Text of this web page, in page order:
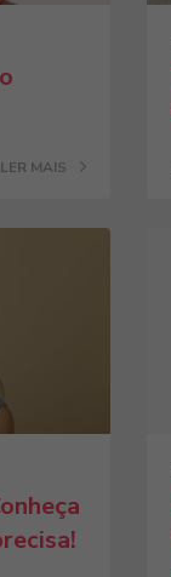
LER MAIS